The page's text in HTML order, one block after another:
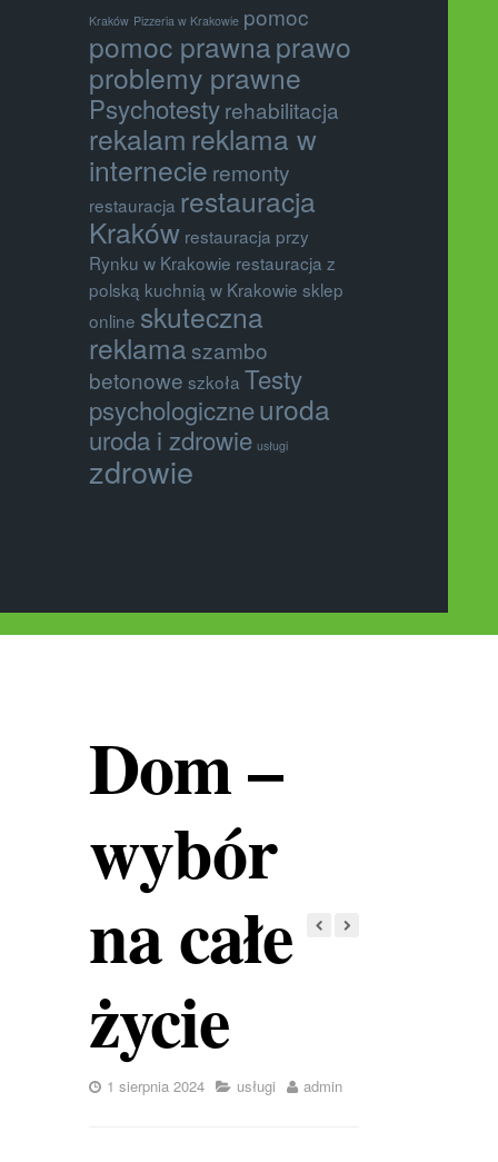
Kraków Pizzeria w Krakowie pomoc
pomoc prawnaprawo
problemy prawne
Psychotestyrehabilitacja
rekalam reklama w
internecie remonty
restauracja restauracja
Kraków restauracja przy
Rynku w Krakowie restauracja z
polską kuchnią w Krakowie sklep
online skuteczna
reklama szambo
betonowe szkoła Testy
psychologiczneuroda
uroda i zdrowie usługi
zdrowie
Dom –
wybór
na całe
życie
1 sierpnia 2024 usługi admin